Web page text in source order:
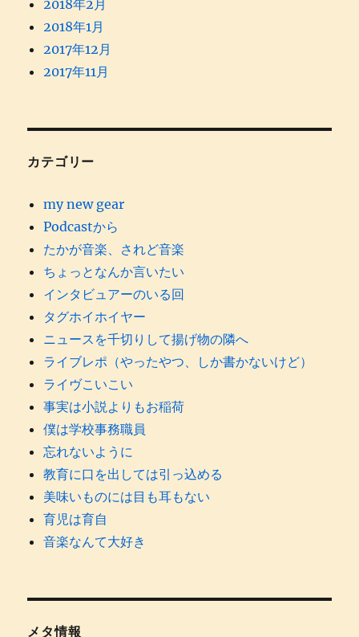
2018年2月
2018年1月
2017年12月
2017年11月
カテゴリー
my new gear
Podcastから
たかが音楽、されど音楽
ちょっとなんか言いたい
インタビュアーのいる回
タグホイホイヤー
ニュースを千切りして揚げ物の隣へ
ライブレポ（やったやつ、しか書かないけど）
ライヴこいこい
事実は小説よりもお稲荷
僕は学校事務職員
忘れないように
教育に口を出しては引っ込める
美味いものには目も耳もない
育児は育自
音楽なんて大好き
メタ情報